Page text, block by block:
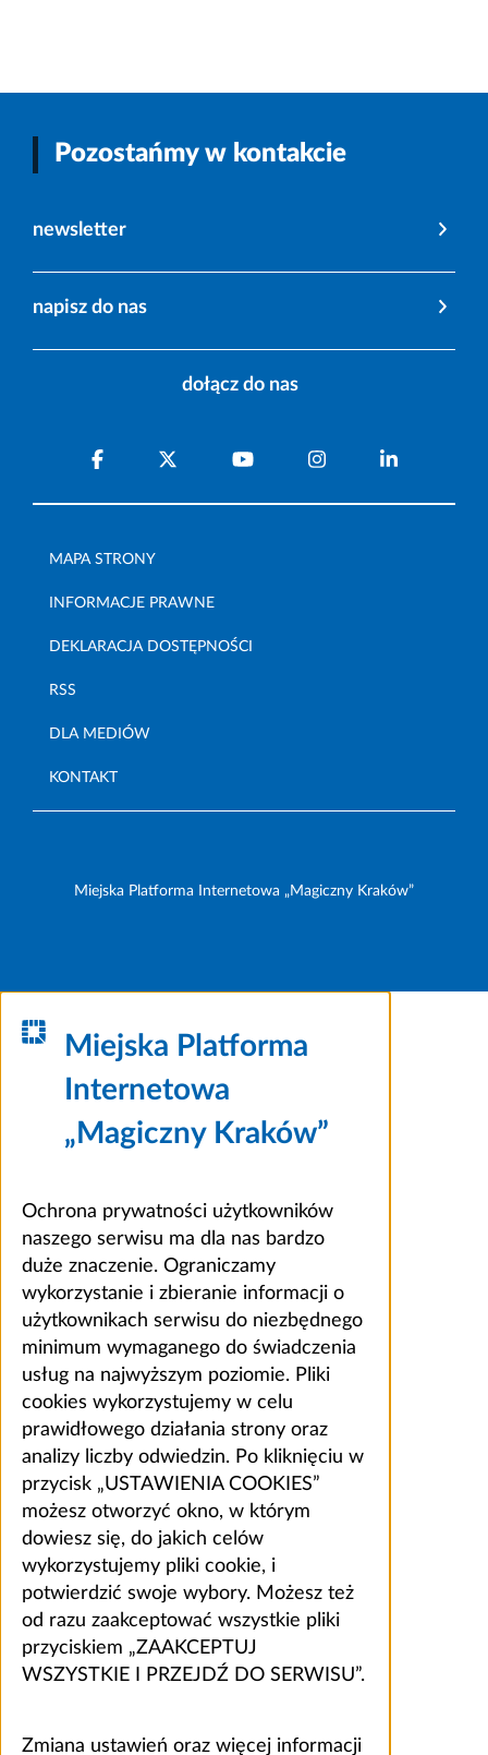
Pozostańmy w kontakcie
newsletter
napisz do nas
dołącz do nas
MAPA STRONY
INFORMACJE PRAWNE
DEKLARACJA DOSTĘPNOŚCI
RSS
DLA MEDIÓW
KONTAKT
Miejska Platforma Internetowa „Magiczny Kraków”
Miejska Platforma
Internetowa
„Magiczny Kraków”
Ochrona prywatności użytkowników
naszego serwisu ma dla nas bardzo
duże znaczenie. Ograniczamy
wykorzystanie i zbieranie informacji o
użytkownikach serwisu do niezbędnego
minimum wymaganego do świadczenia
usług na najwyższym poziomie. Pliki
cookies wykorzystujemy w celu
prawidłowego działania strony oraz
analizy liczby odwiedzin. Po kliknięciu w
przycisk „USTAWIENIA COOKIES”
możesz otworzyć okno, w którym
dowiesz się, do jakich celów
wykorzystujemy pliki cookie, i
potwierdzić swoje wybory. Możesz też
od razu zaakceptować wszystkie pliki
przyciskiem „ZAAKCEPTUJ
WSZYSTKIE I PRZEJDŹ DO SERWISU”.
Zmiana ustawień oraz więcej informacji